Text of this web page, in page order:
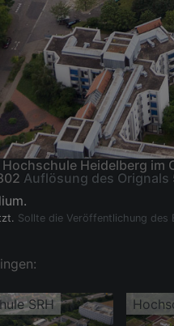
Heidelberg
Auflösung des Orignals
Sollte die Veröffentlichung des
SRH